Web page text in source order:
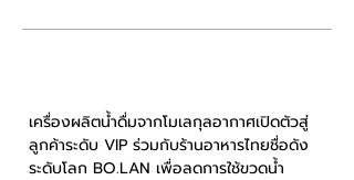
เครื่องผลิตน้ำดื่มจากโมเลกุลอากาศเปิดตัวสู่
ลูกค้าระดับ VIP ร่วมกับร้านอาหารไทยชื่อดัง
ระดับโลก BO.LAN เพื่อลดการใช้ขวดน้ำ